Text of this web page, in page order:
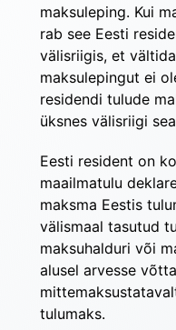
maksuleping. Kui
rab see Eesti
välisriigis, et
maksulepingut ei
residendi tulude
üksnes välisriigi
Eesti resident on
maailma­tulu
maksma Eestis
välismaal tasutud
maksuhalduri või
alusel arvesse
tulumaks.